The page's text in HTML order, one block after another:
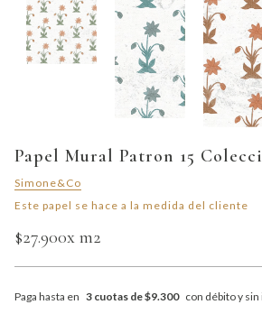
Papel Mural Patron 15
Simone&Co
Este papel se hace a la medida del cliente
$27.900x m2
Paga hasta en 3 cuotas de $9.300 con débito y